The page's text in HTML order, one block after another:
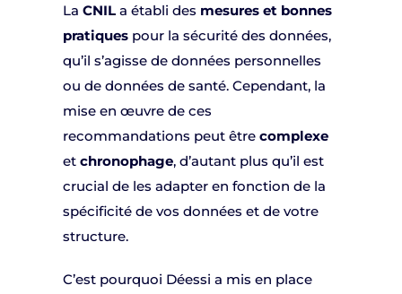
La CNILa établi des mesures et bonnes
pratiquespour la sécurité des données,
qu’il s’agisse de données personnelles
ou de données de santé. Cependant, la
mise en œuvre de ces
recommandations peut être complexe
et chronophage, d’autant plus qu’il est
crucial de les adapter en fonction de la
spécificité de vos données et de votre
structure.
C’est pourquoi Déessi a mis en place